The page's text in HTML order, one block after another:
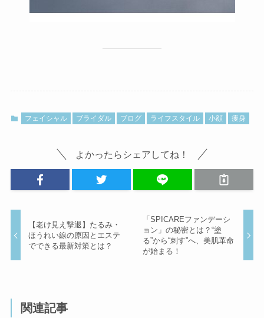
フェイシャル ブライダル ブログ ライフスタイル 小顔 痩身
よかったらシェアしてね！
【老け見え撃退】たるみ・
ほうれい線の原因とエステ
でできる最新対策とは？
「SPICAREファンデーシ
ョン」の秘密とは？“塗
る”から“刺す”へ、美肌革命
が始まる！
関連記事